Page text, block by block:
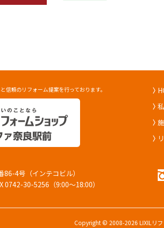
信頼のリフォーム提案を行っております。
4号（インテコビル）
0742-30-5256（9:00～18:00）
Copyright © 2008-2026 LIXILリフ